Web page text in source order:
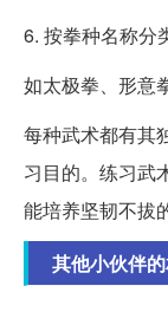
6. 按拳种名称分
如太极拳、形意
每种武术都有其
习目的。练习武
能培养坚韧不拔
其他小伙伴